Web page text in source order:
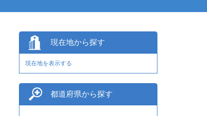
現在地から探す
現在地を表示する
都道府県から探す